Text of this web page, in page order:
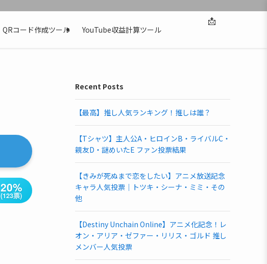
QRコード作成ツール YouTube収益計算ツール
📩
20%
(123票)
Recent Posts
【最高】推し人気ランキング！推しは誰？
【Tシャツ】主人公A・ヒロインB・ライバルC・
親友D・謎めいたE ファン投票結果
【きみが死ぬまで恋をしたい】アニメ放送記念
キャラ人気投票｜トツキ・シーナ・ミミ・その
他
【Destiny Unchain Online】アニメ化記念！レ
オン・アリア・ゼファー・リリス・ゴルド 推し
メンバー人気投票